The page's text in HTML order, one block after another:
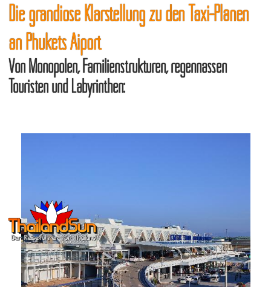
Die grandiose Klarstellung zu den Taxi-Plänen
an Phukets Aiport
Von Monopolen, Familienstrukturen, regennassen
Touristen und Labyrinthen: